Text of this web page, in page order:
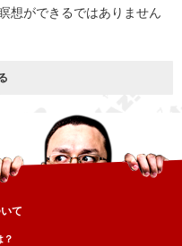
想ができるではありません
て
？